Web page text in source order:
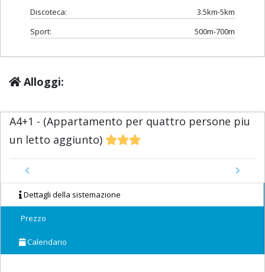
Discoteca:
3.5km-5km
Sport:
500m-700m
Alloggi:
A4+1 - (Appartamento per quattro persone piu
un letto aggiunto)
Previous
Next
Dettagli della sistemazione
Prezzo
Calendario